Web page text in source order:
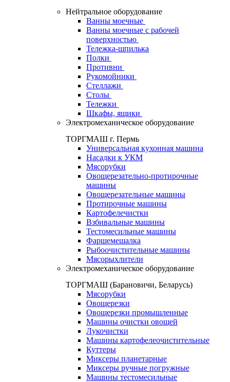
Нейтральное оборудование
Ванны моечные
Ванны моечные с рабочей
поверхностью
Тележка-шпилька
Полки
Противни
Рукомойники
Стеллажи
Столы
Тележки
Шкафы, ящики
Электромеханическое оборудование
ТОРГМАШ г. Пермь
Универсальная кухонная машина
Насадки к УКМ
Мясорубки
Овощерезательно-протирочные
машины
Овощерезательные машины
Протирочные машины
Картофелечистки
Взбивальные машины
Тестомесильные машины
Фаршемешалка
Рыбоочистительные машины
Мясорыхлители
Электромеханическое оборудование
ТОРГМАШ (Барановичи, Беларусь)
Мясорубки
Овощерезки
Овощерезки промышленные
Машины очистки овощей
Лукочистки
Машины картофелеочистительные
Куттеры
Миксеры планетарные
Миксеры ручные погружные
Машины тестомесильные